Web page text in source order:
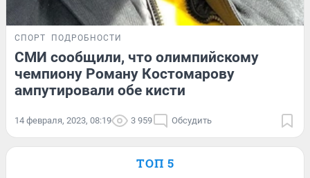
СПОРТ ПОДРОБНОСТИ
СМИ сообщили, что олимпийскому
чемпиону Роману Костомарову
ампутировали обе кисти
14 февраля, 2023, 08:19 3 959 Обсудить
ТОП 5